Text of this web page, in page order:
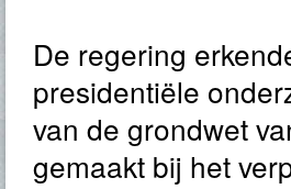
De regering
presidentiële
van de grondwet
gemaakt bij het